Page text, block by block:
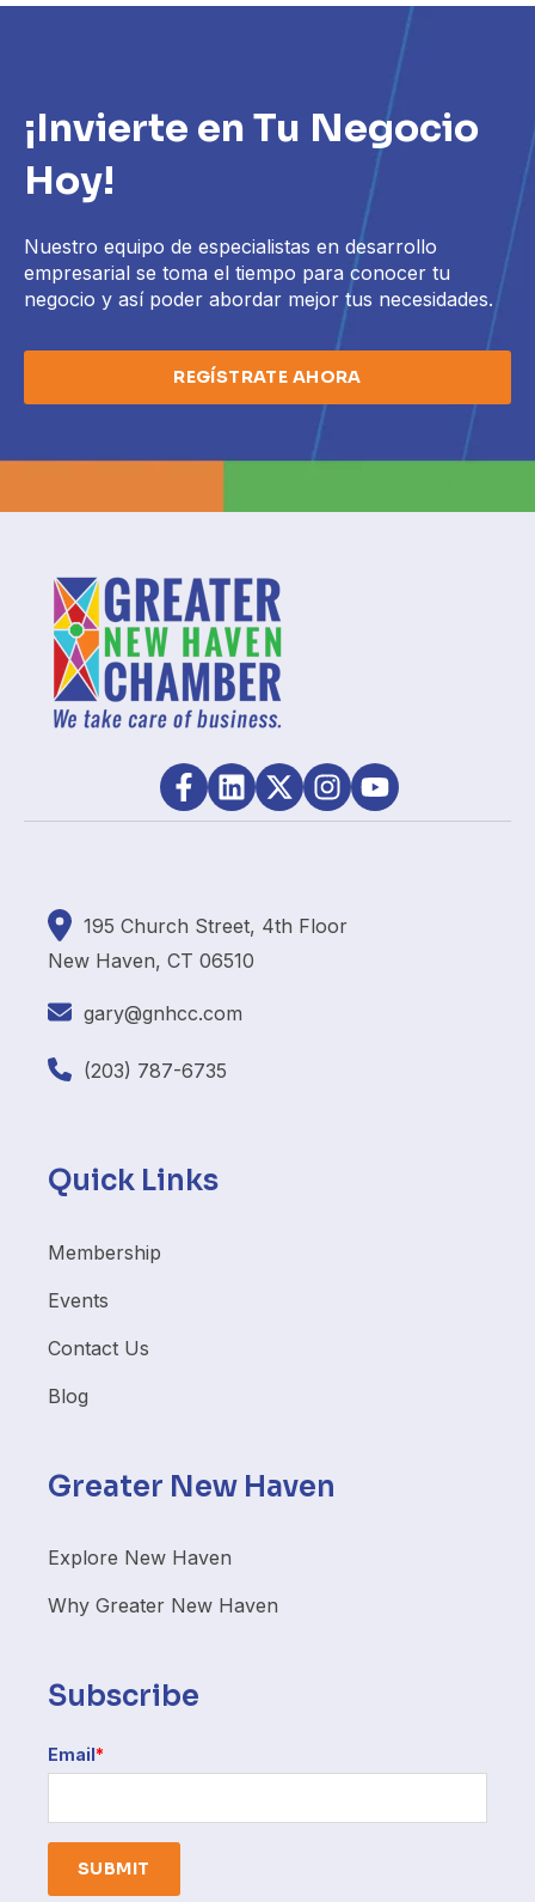
¡Invierte en Tu Negocio
Hoy!
Nuestro equipo de especialistas en desarrollo
empresarial se toma el tiempo para conocer tu
negocio y así poder abordar mejor tus necesidades.
REGÍSTRATE AHORA
195 Church Street, 4th Floor
New Haven, CT 06510
gary@gnhcc.com
(203) 787-6735
Quick Links
Membership
Events
Contact Us
Blog
Greater New Haven
Explore New Haven
Why Greater New Haven
Subscribe
Email*